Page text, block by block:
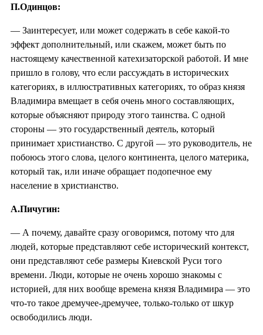
П.Одинцов:
— Заинтересует, или может содержать в себе какой-то
эффект дополнительный, или скажем, может быть по
настоящему качественной катехизаторской работой. И мне
пришло в голову, что если рассуждать в исторических
категориях, в иллюстративных категориях, то образ князя
Владимира вмещает в себя очень много составляющих,
которые объясняют природу этого таинства. С одной
стороны — это государственный деятель, который
принимает христианство. С другой — это руководитель, не
побоюсь этого слова, целого континента, целого материка,
который так, или иначе обращает подопечное ему
население в христианство.
А.Пичугин:
— А почему, давайте сразу оговоримся, потому что для
людей, которые представляют себе исторический контекст,
они представляют себе размеры Киевской Руси того
времени. Люди, которые не очень хорошо знакомы с
историей, для них вообще времена князя Владимира — это
что-то такое дремучее-дремучее, только-только от шкур
освободились люди.